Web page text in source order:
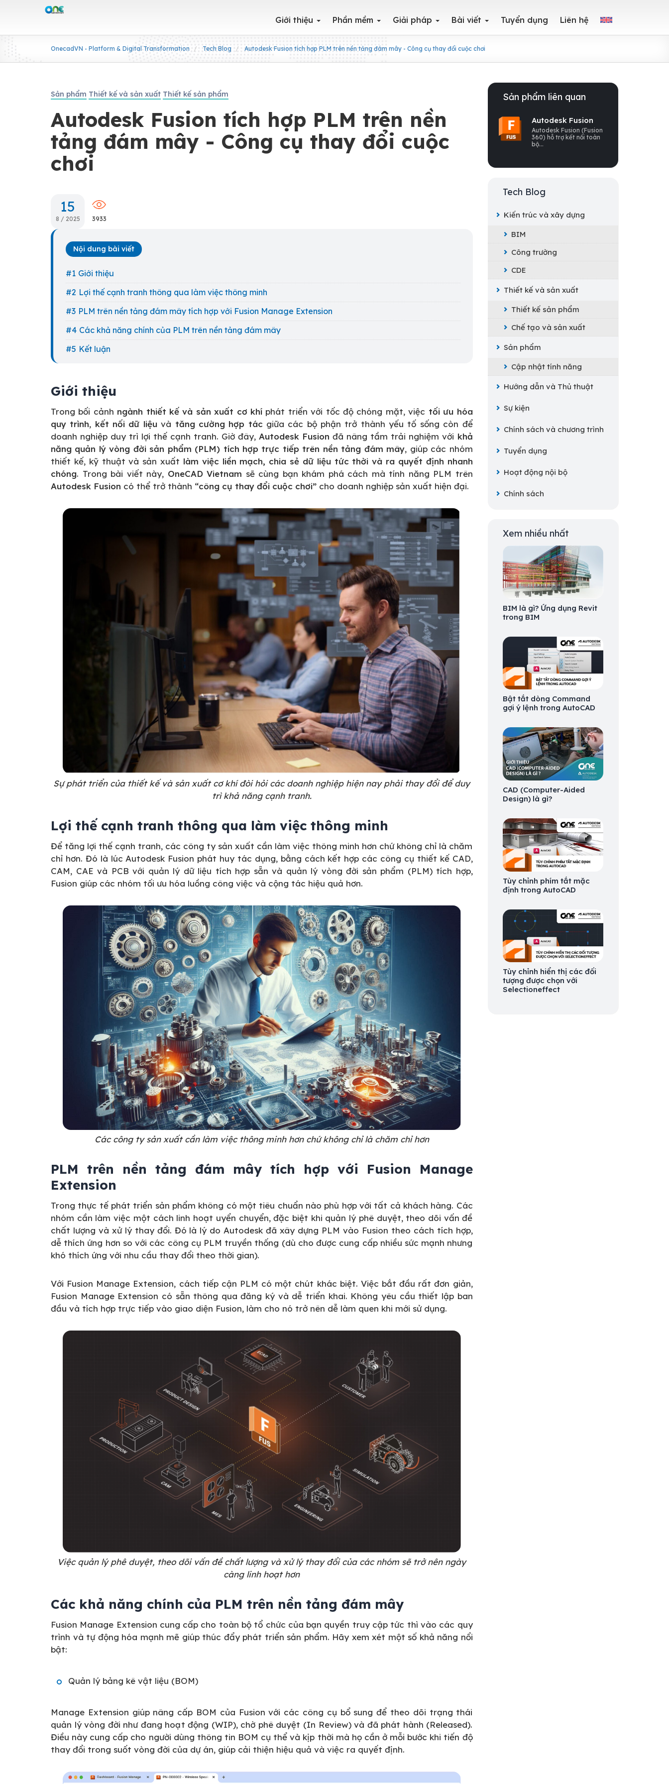
Giới thiệu Phần mềm Giải pháp Bài viết Tuyển dụng Liên hệ
OnecadVN - Platform & Digital Transformation Tech Blog Autodesk Fusion tích hợp PLM trên nền tảng đám mây - Công cụ thay đổi cuộc chơi
Sản phẩm Thiết kế và sản xuất Thiết kế sản phẩm
Autodesk Fusion tích hợp PLM trên nền
tảng đám mây - Công cụ thay đổi cuộc
chơi
15
8 / 2025 3933
Nội dung bài viết
Giới thiệu
Lợi thế cạnh tranh thông qua làm việc thông minh
PLM trên nền tảng đám mây tích hợp với Fusion Manage Extension
Các khả năng chính của PLM trên nền tảng đám mây
Kết luận
Giới thiệu
Trong bối cảnh ngành thiết kế và sản xuất cơ khí phát triển với tốc độ chóng mặt, việc tối ưu hóa
quy trình, kết nối dữ liệuvà tăng cường hợp tác giữa các bộ phận trở thành yếu tố sống còn để
doanh nghiệp duy trì lợi thế cạnh tranh. Giờ đây,Autodesk Fusion đã nâng tầm trải nghiệm với khả
năng quản lý vòng đời sản phẩm (PLM) tích hợp trực tiếp trên nền tảng đám mây, giúp các nhóm
thiết kế, kỹ thuật và sản xuất làm việc liền mạch, chia sẻ dữ liệu tức thời và ra quyết định nhanh
chóng. Trong bài viết này, OneCAD Vietnam sẽ cùng bạn khám phá cách mà tính năng PLM trên
Autodesk Fusion có thể trở thành “công cụ thay đổi cuộc chơi” cho doanh nghiệp sản xuất hiện đại.
Sự phát triển của thiết kế và sản xuất cơ khí đòi hỏi các doanh nghiệp hiện nay phải thay đổi để duy
trì khả năng cạnh tranh.
Lợi thế cạnh tranh thông qua làm việc thông minh
Để tăng lợi thế cạnh tranh, các công ty sản xuất cần làm việc thông minh hơn chứ không chỉ là chăm
chỉ hơn. Đó là lúc Autodesk Fusion phát huy tác dụng, bằng cách kết hợp các công cụ thiết kế CAD,
CAM, CAE và PCB với quản lý dữ liệu tích hợp sẵn và quản lý vòng đời sản phẩm (PLM) tích hợp,
Fusion giúp các nhóm tối ưu hóa luồng công việc và cộng tác hiệu quả hơn.
Các công ty sản xuất cần làm việc thông minh hơn chứ không chỉ là chăm chỉ hơn
PLM trên nền tảng đám mây tích hợp với Fusion Manage
Extension
Trong thực tế phát triển sản phẩm không có một tiêu chuẩn nào phù hợp với tất cả khách hàng. Các
nhóm cần làm việc một cách linh hoạt uyển chuyển, đặc biệt khi quản lý phê duyệt, theo dõi vấn đề
chất lượng và xử lý thay đổi. Đó là lý do Autodesk đã xây dựng PLM vào Fusion theo cách tích hợp,
dễ thích ứng hơn so với các công cụ PLM truyền thống (dù cho được cung cấp nhiều sức mạnh nhưng
khó thích ứng với nhu cầu thay đổi theo thời gian).
Với Fusion Manage Extension, cách tiếp cận PLM có một chút khác biệt. Việc bắt đầu rất đơn giản,
Fusion Manage Extension có sẵn thông qua đăng ký và dễ triển khai. Không yêu cầu thiết lập ban
đầu và tích hợp trực tiếp vào giao diện Fusion, làm cho nó trở nên dễ làm quen khi mới sử dụng.
Việc quản lý phê duyệt, theo dõi vấn đề chất lượng và xử lý thay đổi của các nhóm sẽ trở nên ngày
càng linh hoạt hơn
Các khả năng chính của PLM trên nền tảng đám mây
Fusion Manage Extension cung cấp cho toàn bộ tổ chức của bạn quyền truy cập tức thì vào các quy
trình và tự động hóa mạnh mẽ giúp thúc đẩy phát triển sản phẩm. Hãy xem xét một số khả năng nổi
bật:
Quản lý bảng kê vật liệu (BOM)
Manage Extension giúp nâng cấp BOM của Fusion với các công cụ bổ sung để theo dõi trạng thái
quản lý vòng đời như đang hoạt động (WIP), chờ phê duyệt (In Review) và đã phát hành (Released).
Điều này cung cấp cho người dùng thông tin BOM cụ thể và kịp thời mà họ cần ở mỗi bước khi tiến độ
thay đổi trong suốt vòng đời của dự án, giúp cải thiện hiệu quả và việc ra quyết định.
Sản phẩm liên quan
Autodesk Fusion
Autodesk Fusion (Fusion
360) hỗ trợ kết nối toàn
bộ...
Tech Blog
Kiến trúc và xây dựng
BIM
Công trường
CDE
Thiết kế và sản xuất
Thiết kế sản phẩm
Chế tạo và sản xuất
Sản phẩm
Cập nhật tính năng
Hướng dẫn và Thủ thuật
Sự kiện
Chính sách và chương trình
Tuyển dụng
Hoạt động nội bộ
Chính sách
Xem nhiều nhất
BIM là gì? Ứng dụng Revit
trong BIM
Bật tắt dòng Command
gợi ý lệnh trong AutoCAD
CAD (Computer-Aided
Design) là gì?
Tùy chỉnh phím tắt mặc
định trong AutoCAD
Tùy chỉnh hiển thị các đối
tượng được chọn với
Selectioneffect